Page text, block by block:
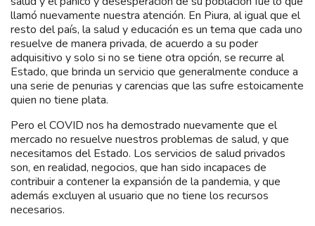
llamó nuevamente nuestra atención. En Piura, al igual que el
resto del país, la salud y educación es un tema que cada uno
resuelve de manera privada, de acuerdo a su poder
adquisitivo y solo si no se tiene otra opción, se recurre al
Estado, que brinda un servicio que generalmente conduce a
una serie de penurias y carencias que las sufre estoicamente
quien no tiene plata.
Pero el COVID nos ha demostrado nuevamente que el
mercado no resuelve nuestros problemas de salud, y que
necesitamos del Estado. Los servicios de salud privados
son, en realidad, negocios, que han sido incapaces de
contribuir a contener la expansión de la pandemia, y que
además excluyen al usuario que no tiene los recursos
necesarios.